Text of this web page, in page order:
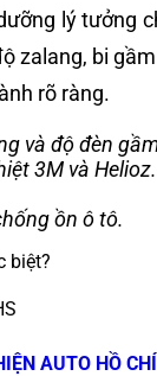
lý tưởng
zalang, bi
rõ ràng.
và độ đèn
3M và Helioz.
ồn ô tô.
AUTO HỒ